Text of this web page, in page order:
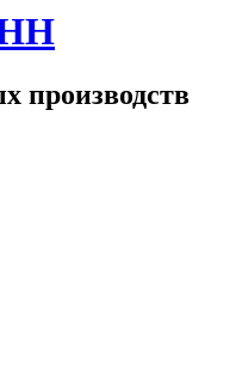
НН
производств